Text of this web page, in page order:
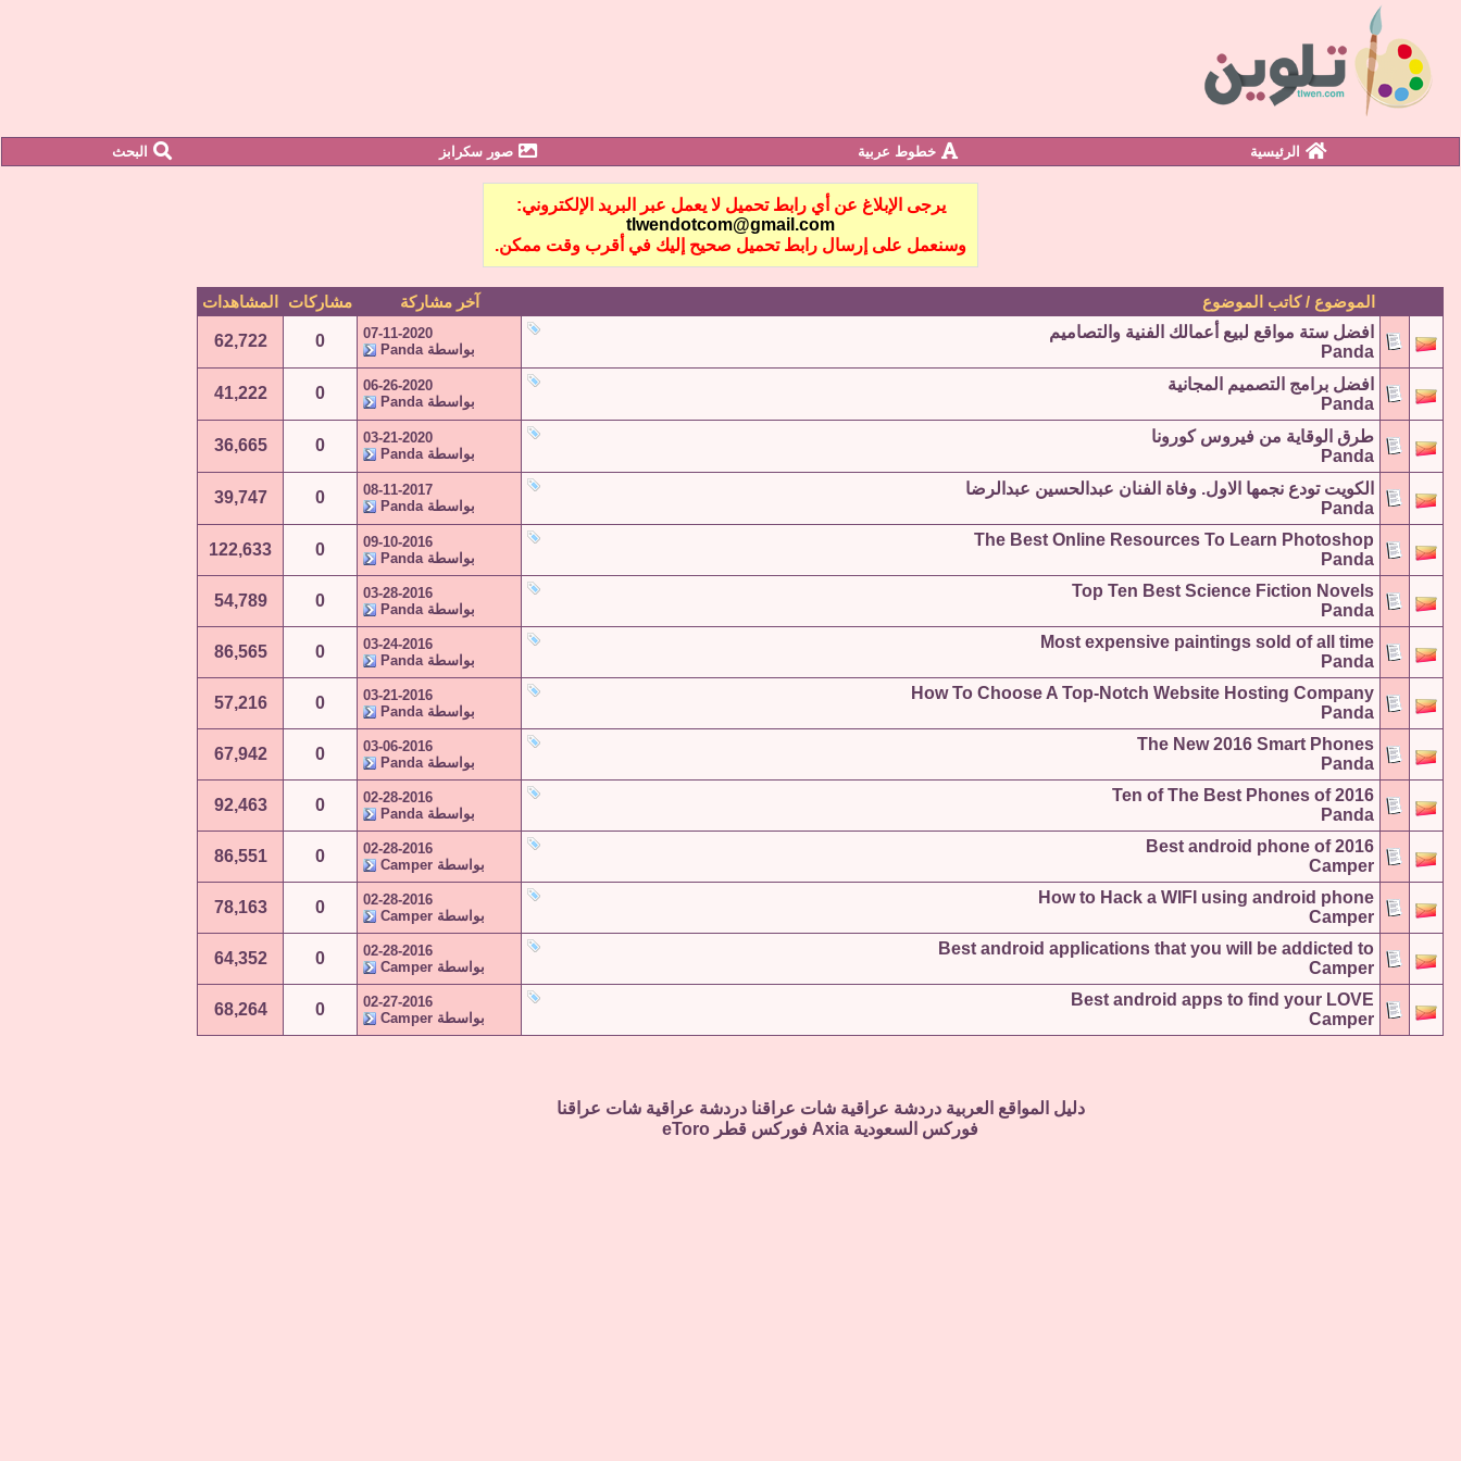
الرئيسية خطوط عربية صور سكرابز البحث
يرجى الإبلاغ عن أي رابط تحميل لا يعمل عبر البريد الإلكتروني:
tlwendotcom@gmail.com
وسنعمل على إرسال رابط تحميل صحيح إليك في أقرب وقت ممكن.
الموضوع / كاتب الموضوع آخر مشاركة مشاركات المشاهدات
افضل ستة مواقع لبيع أعمالك الفنية والتصاميم
Panda
07-11-2020
بواسطةPanda
0
62,722
افضل برامج التصميم المجانية
Panda
06-26-2020
بواسطةPanda
0
41,222
طرق الوقاية من فيروس كورونا
Panda
03-21-2020
بواسطةPanda
0
36,665
الكويت تودع نجمها الاول. وفاة الفنان عبدالحسين عبدالرضا
Panda
08-11-2017
بواسطةPanda
0
39,747
The Best Online Resources To Learn Photoshop
Panda
09-10-2016
بواسطةPanda
0
122,633
Top Ten Best Science Fiction Novels
Panda
03-28-2016
بواسطةPanda
0
54,789
Most expensive paintings sold of all time
Panda
03-24-2016
بواسطةPanda
0
86,565
How To Choose A Top-Notch Website Hosting Company
Panda
03-21-2016
بواسطةPanda
0
57,216
The New 2016 Smart Phones
Panda
03-06-2016
بواسطةPanda
0
67,942
Ten of The Best Phones of 2016
Panda
02-28-2016
بواسطةPanda
0
92,463
Best android phone of 2016
Camper
02-28-2016
بواسطة Camper
0
86,551
How to Hack a WIFI using android phone
Camper
02-28-2016
بواسطة Camper
0
78,163
Best android applications that you will be addicted to
Camper
02-28-2016
بواسطة Camper
0
64,352
Best android apps to find your LOVE
Camper
02-27-2016
بواسطة Camper
0
68,264
دليل المواقع العربية دردشة عراقية شات عراقنا دردشة عراقية شات عراقنا
فوركس السعودية Axia فوركس قطر eToro